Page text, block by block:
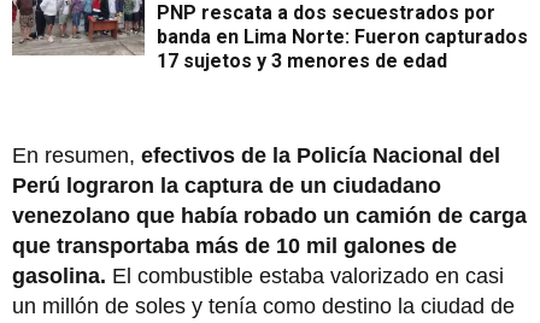
PNP rescata a dos secuestrados por
banda en Lima Norte: Fueron capturados
17 sujetos y 3 menores de edad
En resumen, efectivos de la Policía Nacional del
Perú lograron la captura de un ciudadano
venezolano que había robado un camión de carga
que transportaba más de 10 mil galones de
gasolina. El combustible estaba valorizado en casi
un millón de soles y tenía como destino la ciudad de